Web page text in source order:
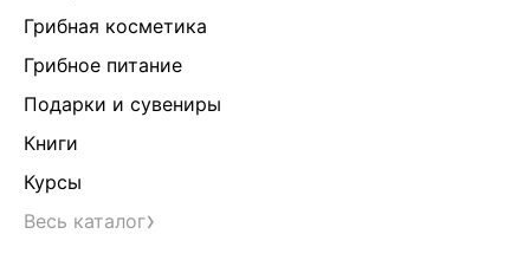
Грибная косметика
Грибное питание
Подарки и сувениры
Книги
Курсы
Весь каталог›